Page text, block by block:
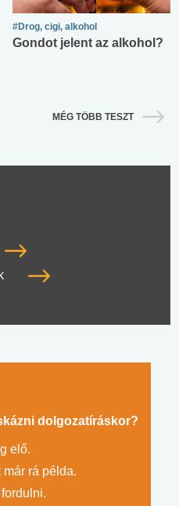
#Drog, cigi, alkohol
Gondot jelent az alkohol?
MÉG TÖBB TESZT
dolgozatíráskor?
elő.
már rá példa.